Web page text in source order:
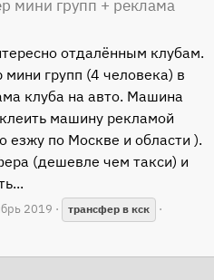
мини групп + реклама
отдалённым клубам.
групп (4 человека) в
клуба на авто. Машина
машину рекламой
езжу по Москве и области ).
(дешевле чем такси) и
2019 трансфер в кск